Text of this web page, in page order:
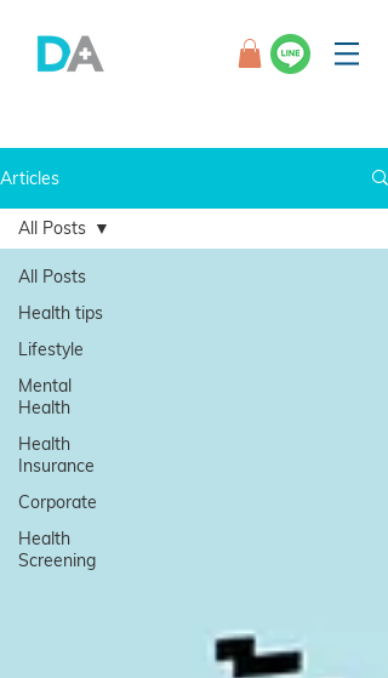
Articles
All Posts
Health tips
Lifestyle
Mental
Health
Health
Insurance
Corporate
Health
Screening
All Posts